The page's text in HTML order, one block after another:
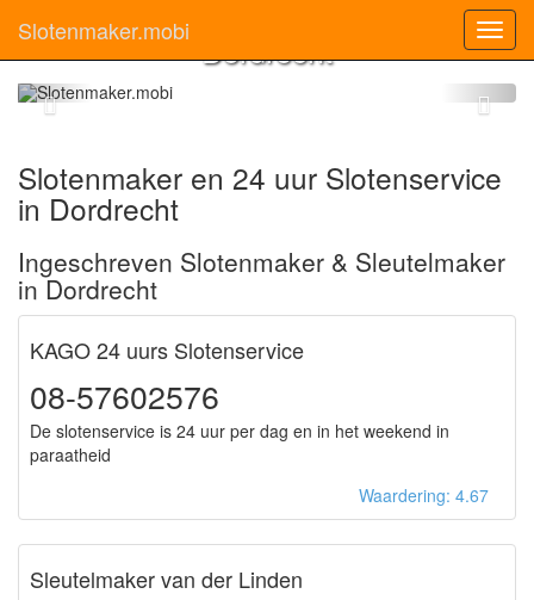
Slotenmaker.mobiSlotenmaker
Dordrecht
Slotenmaker en 24 uur Slotenservice
in Dordrecht
Ingeschreven Slotenmaker & Sleutelmaker
in Dordrecht
KAGO 24 uurs Slotenservice
08-57602576
De slotenservice is 24 uur per dag en in het weekend in
paraatheid
Waardering: 4.67
Sleutelmaker van der Linden